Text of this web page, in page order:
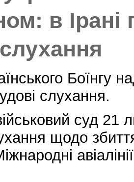
в Ірані
Боїнгу
слухання.
суд 21
щодо